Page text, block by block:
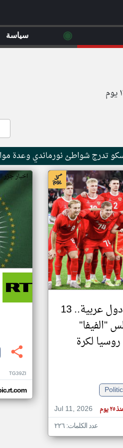
تدرج شواطئ نورماندي وعدة
بينهم ممثلو 7 دول عربية.. 13
"الفيفا"
لكرة
Jul 11, 2026
٢٥ يوم
عدد الكلمات: ٢٢٦
اخبار جزر
TG39ZI
◉ سياسة